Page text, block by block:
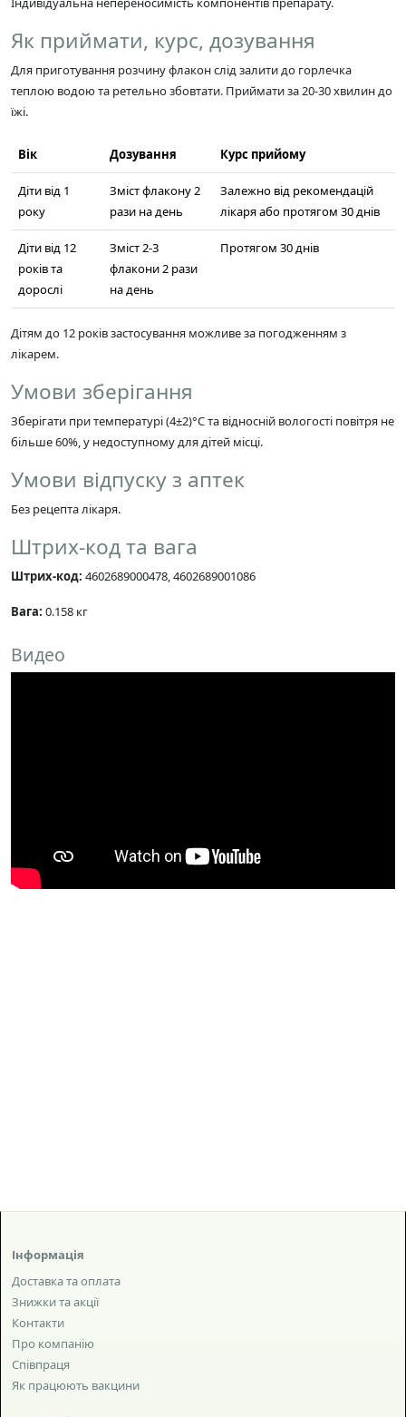
Як приймати, курс, дозування
Для приготування розчину флакон слід залити до горлечка
теплою водою та ретельно збовтати. Приймати за 20-30 хвилин до
їжі.
Вік Дозування Курс прийому
Діти від 1
року
Зміст флакону 2
рази на день
Залежно від рекомендацій
лікаря або протягом 30 днів
Діти від 12
років та
дорослі
Зміст 2-3
флакони 2 рази
на день
Протягом 30 днів
Дітям до 12 років застосування можливе за погодженням з
лікарем.
Умови зберігання
Зберігати при температурі (4±2)°С та відносній вологості повітря не
більше 60%, у недоступному для дітей місці.
Умови відпуску з аптек
Без рецепта лікаря.
Штрих-код та вага
Штрих-код: 4602689000478, 4602689001086
Вага: 0.158 кг
Видео
Інформація
Доставка та оплата
Знижки та акції
Контакти
Про компанію
Співпраця
Як працюють вакцини